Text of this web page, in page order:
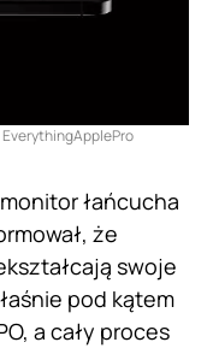
EverythingApplePro
łańcucha
że
swoje
pod kątem
a cały proces